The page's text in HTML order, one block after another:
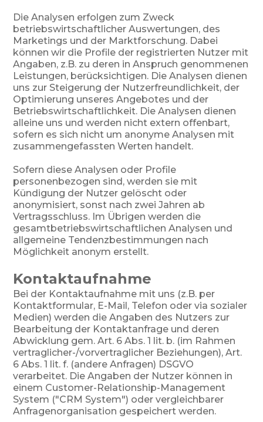
Die Analysen erfolgen zum Zweck
betriebswirtschaftlicher Auswertungen, des
Marketings und der Marktforschung. Dabei
können wir die Profile der registrierten Nutzer mit
Angaben, z.B. zu deren in Anspruch genommenen
Leistungen, berücksichtigen. Die Analysen dienen
uns zur Steigerung der Nutzerfreundlichkeit, der
Optimierung unseres Angebotes und der
Betriebswirtschaftlichkeit. Die Analysen dienen
alleine uns und werden nicht extern offenbart,
sofern es sich nicht um anonyme Analysen mit
zusammengefassten Werten handelt.
Sofern diese Analysen oder Profile
personenbezogen sind, werden sie mit
Kündigung der Nutzer gelöscht oder
anonymisiert, sonst nach zwei Jahren ab
Vertragsschluss. Im Übrigen werden die
gesamtbetriebswirtschaftlichen Analysen und
allgemeine Tendenzbestimmungen nach
Möglichkeit anonym erstellt.
Kontaktaufnahme
Bei der Kontaktaufnahme mit uns (z.B. per
Kontaktformular, E-Mail, Telefon oder via sozialer
Medien) werden die Angaben des Nutzers zur
Bearbeitung der Kontaktanfrage und deren
Abwicklung gem. Art. 6 Abs. 1 lit. b. (im Rahmen
vertraglicher-/vorvertraglicher Beziehungen), Art.
6 Abs. 1 lit. f. (andere Anfragen) DSGVO
verarbeitet. Die Angaben der Nutzer können in
einem Customer-Relationship-Management
System ("CRM System") oder vergleichbarer
Anfragenorganisation gespeichert werden.